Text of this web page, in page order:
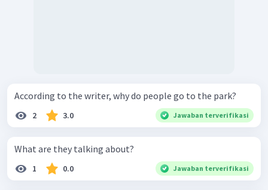
According to the writer, why do people go to the park?
2 3.0 Jawaban terverifikasi
What are they talking about?
1 0.0 Jawaban terverifikasi